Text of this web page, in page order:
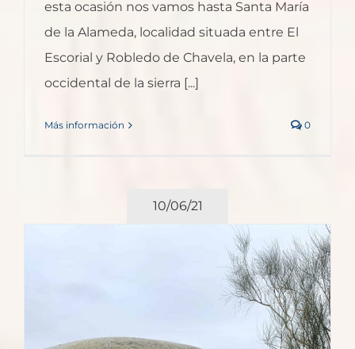
esta ocasión nos vamos hasta Santa María
de la Alameda, localidad situada entre El
Escorial y Robledo de Chavela, en la parte
occidental de la sierra [...]
Más información 0
10/06/21